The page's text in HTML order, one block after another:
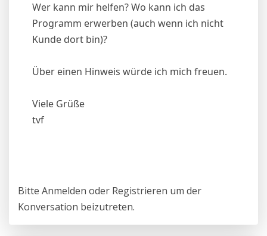
Wer kann mir helfen? Wo kann ich das
Programm erwerben (auch wenn ich nicht
Kunde dort bin)?
Über einen Hinweis würde ich mich freuen.
Viele Grüße
tvf
Bitte Anmelden oder Registrieren um der
Konversation beizutreten.